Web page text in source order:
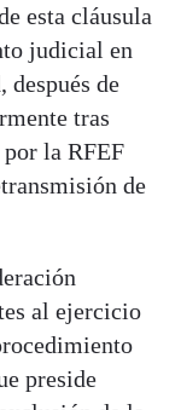
esta cláusula
judicial en
después de
tras
la RFEF
de
al ejercicio
preside